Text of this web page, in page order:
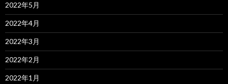
2022年5月
2022年4月
2022年3月
2022年2月
2022年1月